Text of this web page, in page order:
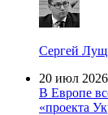
Сергей Лущ
20 июл 2026
В Европе
«проекта